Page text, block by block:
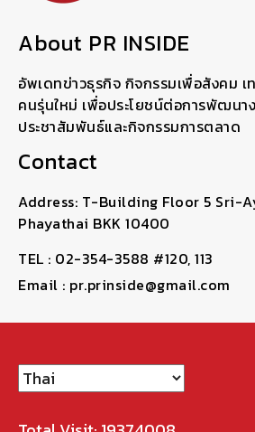
About PR INSIDE
อัพเดทข่าวธุรกิจ กิจกรรมเพื่อสังคม
คนรุ่นใหม่ เพื่อประโยชน์ต่อการพัฒนา
ประชาสัมพันธ์และกิจกรรมการตลาด
Contact
Address: T-Building Floor 5 Sri-
Phayathai BKK 10400
TEL : 02-354-3588 #120, 113
Email : pr.prinside@gmail.com